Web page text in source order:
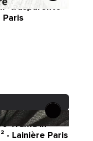
trasparente
Paris
Trama in
- Lainière Paris